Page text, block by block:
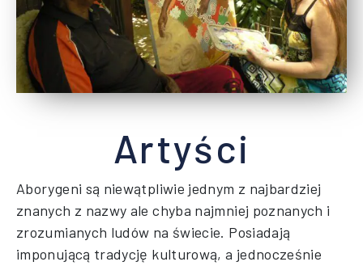
Artyści
Aborygeni są niewątpliwie jednym z najbardziej
znanych z nazwy ale chyba najmniej poznanych i
zrozumianych ludów na świecie. Posiadają
imponującą tradycję kulturową, a jednocześnie